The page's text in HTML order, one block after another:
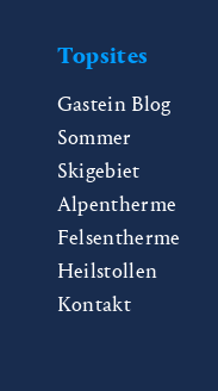
Topsites
Gastein Blog
Sommer
Skigebiet
Alpentherme
Felsentherme
Heilstollen
Kontakt